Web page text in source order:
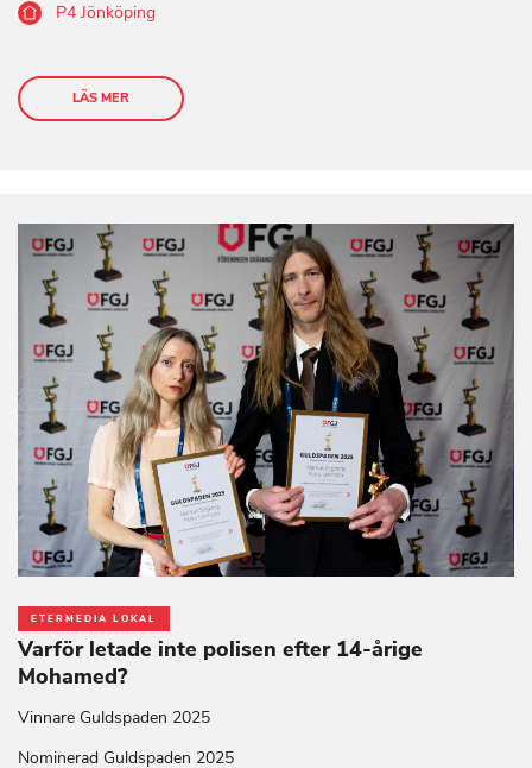
P4 Jönköping
LÄS MER
ETERMEDIA LOKAL
Varför letade inte polisen efter 14-årige
Mohamed?
Vinnare Guldspaden 2025
Nominerad Guldspaden 2025